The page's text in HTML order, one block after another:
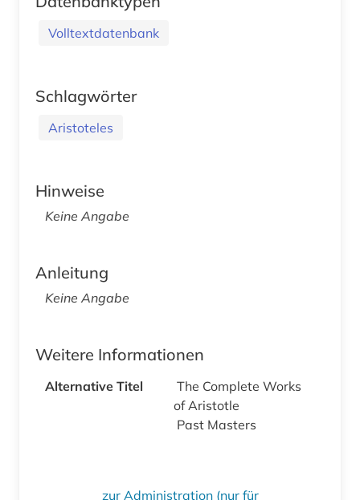
Volltextdatenbank
Schlagwörter
Aristoteles
Hinweise
Keine Angabe
Anleitung
Keine Angabe
Weitere Informationen
Alternative Titel
The Complete Works
of Aristotle
Past Masters
zur Administration (nur für